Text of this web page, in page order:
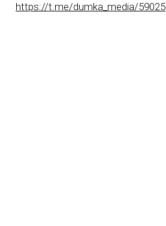
https://t.me/dumka_media/59025